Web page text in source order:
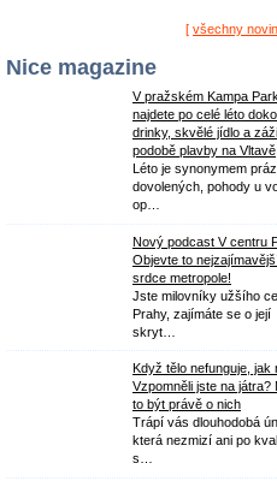
[ všechny
Nice magazine
V pražském Kampa
najdete po celé léto
drinky, skvělé jídlo a
podobě plavby na Vltavě
Léto je synonymem
dovolených, pohody u
op…
Nový podcast V centru
Objevte to
srdce metropole!
Jste milovníky užšího
Prahy, zajímáte se o její
skryt…
Když tělo nefunguje, jak
Vzpomněli jste na játra?
to být právě o nich
Trápí vás dlouhodobá
která nezmizí ani po
s…